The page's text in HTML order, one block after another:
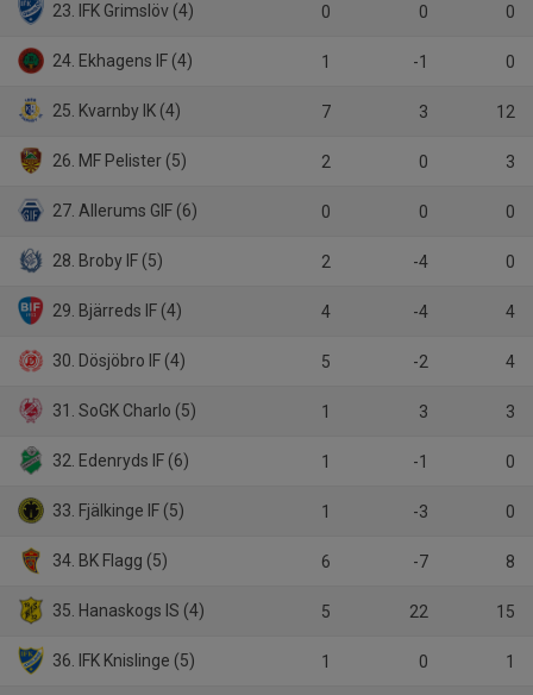
23. IFK Grimslöv (4) 0 0 0
24. Ekhagens IF (4) 1 -1 0
25. Kvarnby IK (4) 7 3 12
26. MF Pelister (5) 2 0 3
27. Allerums GIF (6) 0 0 0
28. Broby IF (5) 2 -4 0
29. Bjärreds IF (4) 4 -4 4
30. Dösjöbro IF (4) 5 -2 4
31. SoGK Charlo (5) 1 3 3
32. Edenryds IF (6) 1 -1 0
33. Fjälkinge IF (5) 1 -3 0
34. BK Flagg (5) 6 -7 8
35. Hanaskogs IS (4) 5 22 15
36. IFK Knislinge (5) 1 0 1